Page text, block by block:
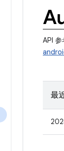
API 参
最